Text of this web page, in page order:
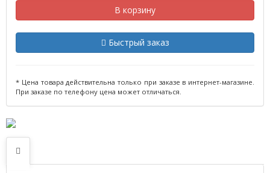
В корзину
Быстрый заказ
* Цена товара действительна только при заказе в интернет-магазине.
При заказе по телефону цена может отличаться.